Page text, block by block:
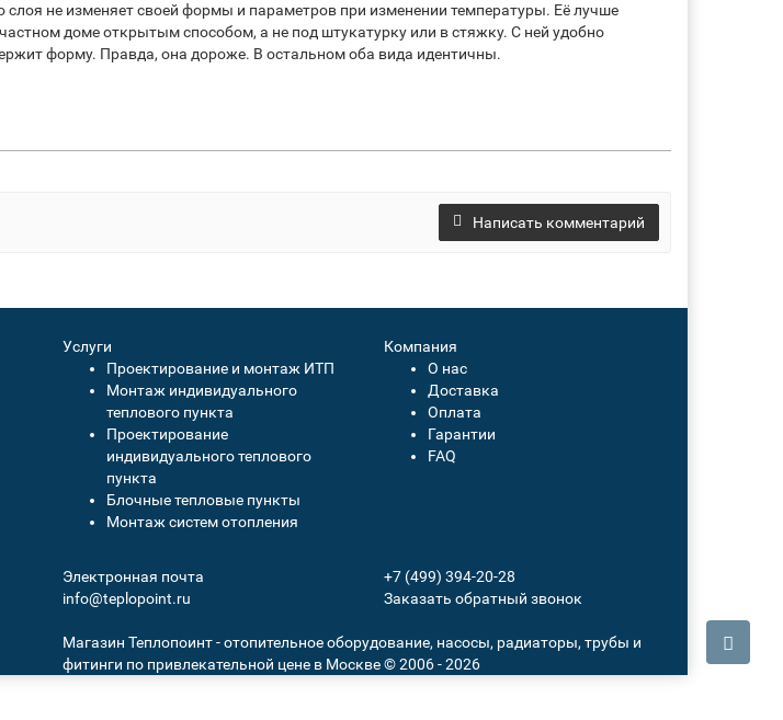
слоя не изменяет своей формы и параметров при изменении температуры. Её лучше
доме открытым способом, а не под штукатурку или в стяжку. С ней удобно
форму. Правда, она дороже. В остальном оба вида идентичны.
Написать комментарий
Услуги
Проектирование и монтаж ИТП
Монтаж индивидуального
теплового пункта
Проектирование
индивидуального теплового
пункта
Блочные тепловые пункты
Монтаж систем отопления
Компания
О нас
Доставка
Оплата
Гарантии
FAQ
Электронная почта
info@teplopoint.ru
+7 (499) 394-20-28
Заказать обратный звонок
Магазин Теплопоинт - отопительное оборудование, насосы, радиаторы, трубы и
фитинги по привлекательной цене в Москве © 2006 - 2026